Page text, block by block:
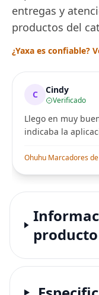
entregas y
productos del
¿Yaxa es confiable?
C Cindy
Verificado
Llego en muy
indicaba la
producto